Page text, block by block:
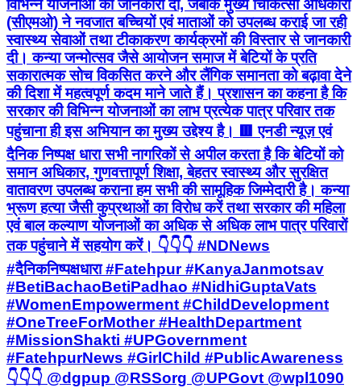
विभिन्न योजनाओं की जानकारी दी, जबकि मुख्य चिकित्सा अधिकारी
(सीएमओ) ने नवजात बच्चियों एवं माताओं को उपलब्ध कराई जा रही
स्वास्थ्य सेवाओं तथा टीकाकरण कार्यक्रमों की विस्तार से जानकारी
दी। कन्या जन्मोत्सव जैसे आयोजन समाज में बेटियों के प्रति
सकारात्मक सोच विकसित करने और लैंगिक समानता को बढ़ावा देने
की दिशा में महत्वपूर्ण कदम माने जाते हैं। प्रशासन का कहना है कि
सरकार की विभिन्न योजनाओं का लाभ प्रत्येक पात्र परिवार तक
पहुंचाना ही इस अभियान का मुख्य उद्देश्य है। 🟥 एनडी न्यूज़ एवं
दैनिक निष्पक्ष धारा सभी नागरिकों से अपील करता है कि बेटियों को
समान अधिकार, गुणवत्तापूर्ण शिक्षा, बेहतर स्वास्थ्य और सुरक्षित
वातावरण उपलब्ध कराना हम सभी की सामूहिक जिम्मेदारी है। कन्या
भ्रूण हत्या जैसी कुप्रथाओं का विरोध करें तथा सरकार की महिला
एवं बाल कल्याण योजनाओं का अधिक से अधिक लाभ पात्र परिवारों
तक पहुंचाने में सहयोग करें। 👇👇👇 #NDNews
#दैनिकनिष्पक्षधारा #Fatehpur #KanyaJanmotsav
#BetiBachaoBetiPadhao #NidhiGuptaVats
#WomenEmpowerment #ChildDevelopment
#OneTreeForMother #HealthDepartment
#MissionShakti #UPGovernment
#FatehpurNews #GirlChild #PublicAwareness
👇👇👇 @dgpup @RSSorg @UPGovt @wpl1090